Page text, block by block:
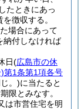
たときにあっ
徴収する。
場合にあって
納付しなければ
日(広島市の休
第1条第1項各号
。)に当たると
限とみなす。
は市営住宅を明